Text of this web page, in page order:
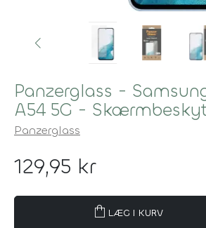
Panzerglass -
A54 5G -
Panzerglass
129,95 kr
shopping_bag LÆG I KURV